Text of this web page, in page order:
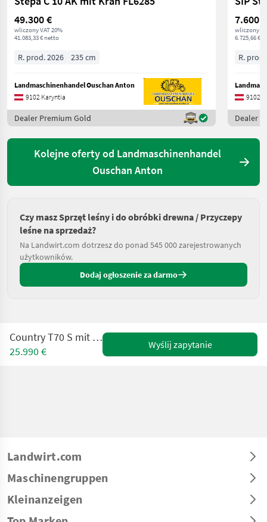
49.300 €
wliczony VAT 20%
41.083,33 € netto
R. prod. 2026 235 cm
Landmaschinenhandel Ouschan Anton
9102 Karyntia
Dealer Premium Gold
7.600 €
wliczony
6.725,66 €
R.
9102
Dealer
Kolejne oferty od Landmaschinenhandel
Ouschan Anton
Czy masz Sprzęt leśny i do obróbki drewna / Przyczepy
leśne na sprzedaż?
Na Landwirt.com dotrzesz do ponad 545 000 zarejestrowanych
użytkowników.
Dodaj ogłoszenie za darmo
Country T70 S mit Kran 670 Master
25.990 €
Wyślij zapytanie
Landwirt.com
Maschinengruppen
Kleinanzeigen